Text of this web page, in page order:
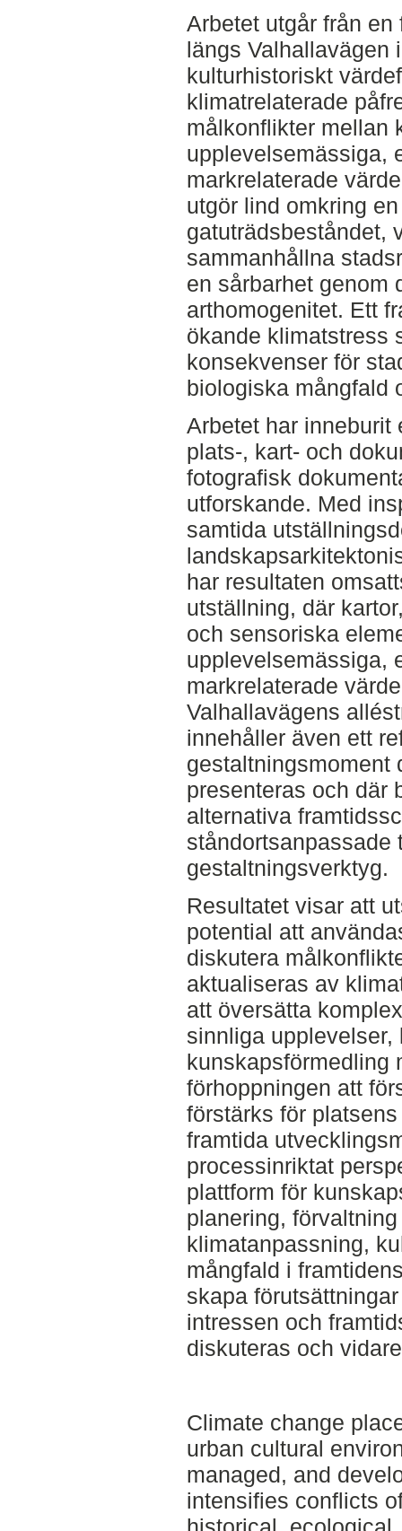
Arbetet utgår från
längs Valhallavägen
kulturhistoriskt
klimatrelaterade
målkonflikter mellan
upplevelsemässiga,
markrelaterade
utgör lind omkring
gatuträdsbeståndet,
sammanhållna
en sårbarhet genom
arthomogenitet. Ett
ökande klimatstress
konsekvenser för
biologiska mångfald
Arbetet har inneburit
plats-, kart- och
fotografisk
utforskande. Med
samtida
har resultaten
utställning, där
och sensoriska
upplevelsemässiga,
markrelaterade
Valhallavägens
innehåller även ett
gestaltningsmoment
presenteras och där
alternativa
ståndortsanpassade
gestaltningsverktyg.
Resultatet visar att
potential att
diskutera
aktualiseras av
att översätta
sinnliga upplevelser,
kunskapsförmedling
förhoppningen att
förstärks för
framtida
processinriktat
plattform för
planering,
klimatanpassning,
mångfald i
skapa
intressen och
diskuteras och
Climate change
urban cultural
managed, and
intensifies conflicts